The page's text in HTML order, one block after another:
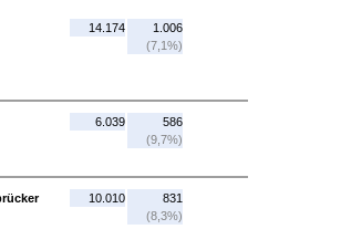
14.174
1.006
(7,1%)
6.039
586
(9,7%)
10.010
831
(8,3%)